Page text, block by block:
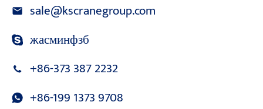
sale@kscranegroup.com
жасминфзб
+86-373 387 2232
+86-199 1373 9708